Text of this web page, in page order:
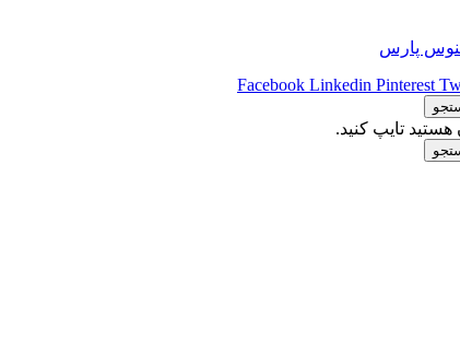
پارس
Facebook Linkedin Pinterest
تایپ کنید.